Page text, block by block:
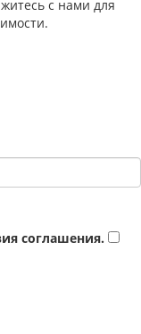
с нами для
соглашения.